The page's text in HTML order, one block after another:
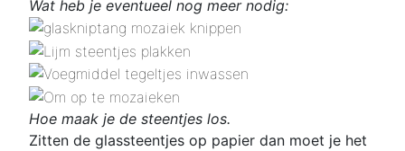
Wat heb je eventueel nog meer nodig:
Hoe maak je de steentjes los.
Zitten de glassteentjes op papier dan moet je het